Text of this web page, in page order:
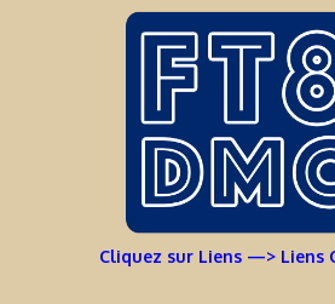
Cliquez sur Liens —> Liens